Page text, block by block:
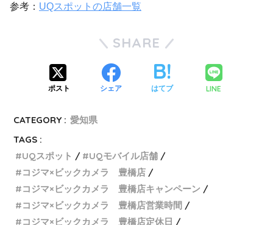
参考： UQスポットの店舗一覧
SHARE
ポスト シェア はてブ LINE
CATEGORY : 愛知県
TAGS :
UQスポット
UQモバイル店舗
コジマ×ビックカメラ 豊橋店
コジマ×ビックカメラ 豊橋店キャンペーン
コジマ×ビックカメラ 豊橋店営業時間
コジマ×ビックカメラ 豊橋店定休日